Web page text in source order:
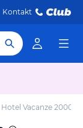
Kontakt
Hotel Vacanze 2000